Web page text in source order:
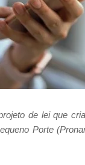
de lei que
Porte